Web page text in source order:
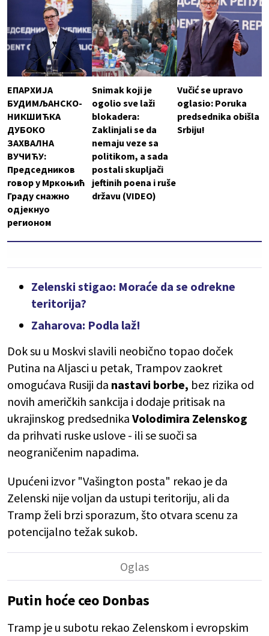
ЕПАРХИЈА
БУДИМЉАНСКО-
НИКШИЋКА
ДУБОКО
ЗАХВАЛНА
ВУЧИЋУ:
Председников
говор у Мркоњић
Граду снажно
одјекнуо
регионом
Snimak koji je
ogolio sve laži
blokadera:
Zaklinjali se da
nemaju veze sa
politikom, a sada
postali skupljači
jeftinih poena i ruše
državu (VIDEO)
Vučić se upravo
oglasio: Poruka
predsednika obišla
Srbiju!
Zelenski stigao: Moraće da se odrekne
teritorija?
Zaharova: Podla laž!
Dok su u Moskvi slavili neobično topao doček
Putina na Aljasci u petak, Trampov zaokret
omogućava Rusiji da nastavi borbe, bez rizika od
novih američkih sankcija i dodaje pritisak na
ukrajinskog predsednika Volodimira Zelenskog
da prihvati ruske uslove - ili se suoči sa
neograničenim napadima.
Upućeni izvor "Vašington posta" rekao je da
Zelenski nije voljan da ustupi teritoriju, ali da
Tramp želi brzi sporazum, što otvara scenu za
potencijalno težak sukob.
Putin hoće ceo Donbas
Tramp je u subotu rekao Zelenskom i evropskim